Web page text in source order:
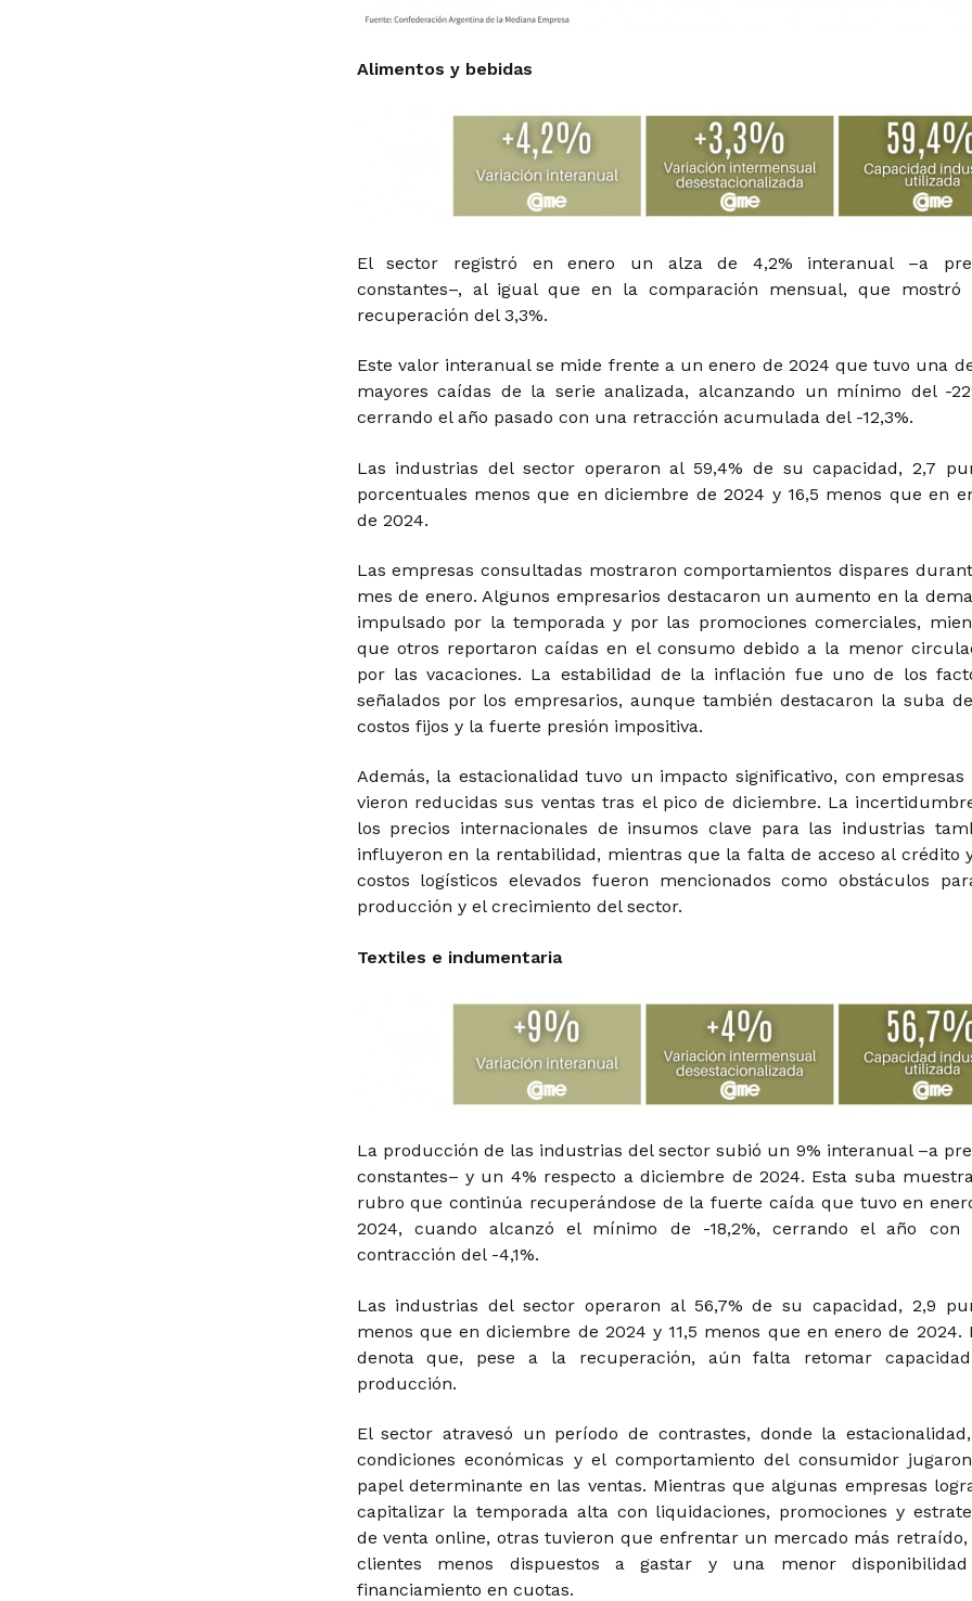
Alimentos y bebidas
El sector registró en enero un alza de 4,2% interanual –a
constantes–, al igual que en la comparación mensual, que mostró
recuperación del 3,3%.
Este valor interanual se mide frente a un enero de 2024 que tuvo una
mayores caídas de la serie analizada, alcanzando un mínimo del -
cerrando el año pasado con una retracción acumulada del -12,3%.
Las industrias del sector operaron al 59,4% de su capacidad, 2,7
porcentuales menos que en diciembre de 2024 y 16,5 menos que en
de 2024.
Las empresas consultadas mostraron comportamientos dispares
mes de enero. Algunos empresarios destacaron un aumento en la
impulsado por la temporada y por las promociones comerciales,
que otros reportaron caídas en el consumo debido a la menor
por las vacaciones. La estabilidad de la inflación fue uno de los
señalados por los empresarios, aunque también destacaron la suba
costos fijos y la fuerte presión impositiva.
Además, la estacionalidad tuvo un impacto significativo, con empresas
vieron reducidas sus ventas tras el pico de diciembre. La
los precios internacionales de insumos clave para las industrias
influyeron en la rentabilidad, mientras que la falta de acceso al crédito
costos logísticos elevados fueron mencionados como obstáculos
producción y el crecimiento del sector.
Textiles e indumentaria
La producción de las industrias del sector subió un 9% interanual –a
constantes– y un 4% respecto a diciembre de 2024. Esta suba
rubro que continúa recuperándose de la fuerte caída que tuvo en
2024, cuando alcanzó el mínimo de -18,2%, cerrando el año con
contracción del -4,1%.
Las industrias del sector operaron al 56,7% de su capacidad, 2,9
menos que en diciembre de 2024 y 11,5 menos que en enero de 2024.
denota que, pese a la recuperación, aún falta retomar
producción.
El sector atravesó un período de contrastes, donde la
condiciones económicas y el comportamiento del consumidor
papel determinante en las ventas. Mientras que algunas empresas
capitalizar la temporada alta con liquidaciones, promociones y
de venta online, otras tuvieron que enfrentar un mercado más retraído,
clientes menos dispuestos a gastar y una menor
financiamiento en cuotas.